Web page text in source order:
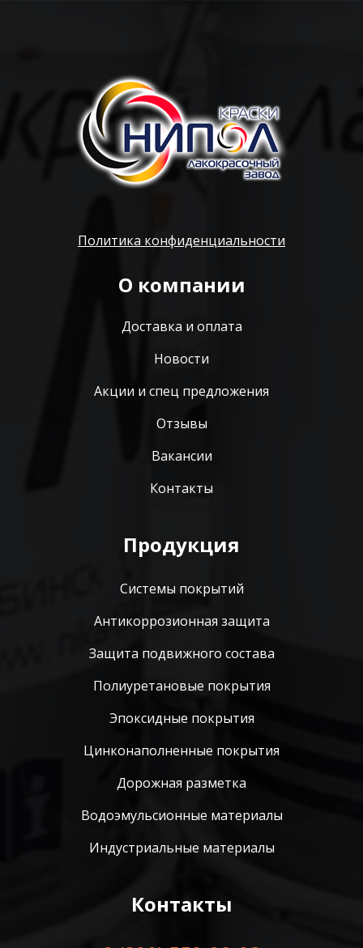
Политика конфиденциальности
О компании
Доставка и оплата
Новости
Акции и спец предложения
Отзывы
Вакансии
Контакты
Продукция
Системы покрытий
Антикоррозионная защита
Защита подвижного состава
Полиуретановые покрытия
Эпоксидные покрытия
Цинконаполненные покрытия
Дорожная разметка
Водоэмульсионные материалы
Индустриальные материалы
Контакты